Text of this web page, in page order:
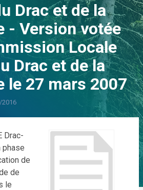
Drac et de la
- Version votée
Locale
Drac et de la
le 27 mars 2007
2016
Drac-
phase
de
de
le